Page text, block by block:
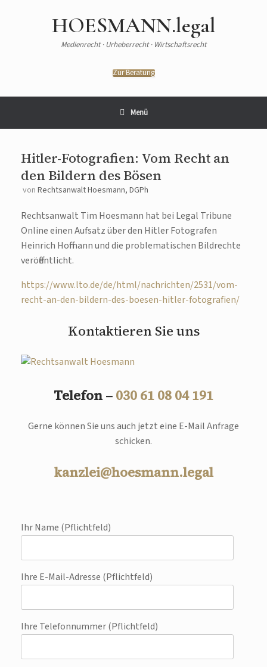
HOESMANN.legal
Medienrecht · Urheberrecht · Wirtschaftsrecht
Zur Beratung
Menü
Hitler-Fotografien: Vom Recht an
den Bildern des Bösen
von Rechtsanwalt Hoesmann, DGPh
Rechtsanwalt Tim Hoesmann hat bei Legal Tribune
Online einen Aufsatz über den Hitler Fotografen
Heinrich Hoffmann und die problematischen Bildrechte
veröffentlicht.
https://www.lto.de/de/html/nachrichten/2531/vom-
recht-an-den-bildern-des-boesen-hitler-fotografien/
Kontaktieren Sie uns
Telefon – 030 61 08 04 191
Gerne können Sie uns auch jetzt eine E-Mail Anfrage
schicken.
kanzlei@hoesmann.legal
Ihr Name (Pflichtfeld)
Ihre E-Mail-Adresse (Pflichtfeld)
Ihre Telefonnummer (Pflichtfeld)